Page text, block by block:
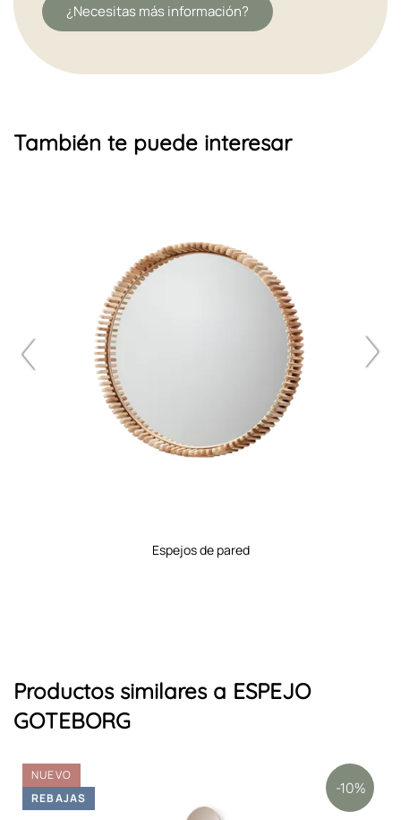
¿Necesitas más información?
También te puede interesar
espejos de pared
Productos similares a ESPEJO
GOTEBORG
NUEVO
-10%
REBAJAS